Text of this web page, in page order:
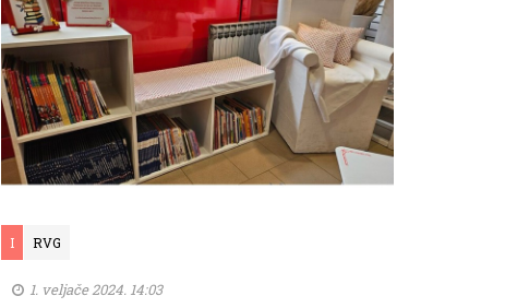
I RVG
1. veljače 2024. 14:03